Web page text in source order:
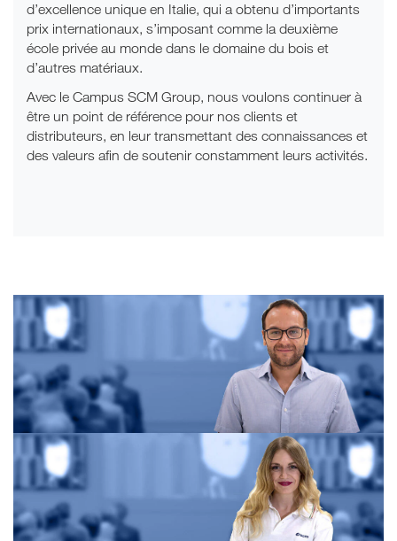
d’excellence unique en Italie, qui a obtenu d’importants
prix internationaux, s’imposant comme la deuxième
école privée au monde dans le domaine du bois et
d’autres matériaux.
Avec le Campus SCM Group, nous voulons continuer à
être un point de référence pour nos clients et
distributeurs, en leur transmettant des connaissances et
des valeurs afin de soutenir constamment leurs activités.